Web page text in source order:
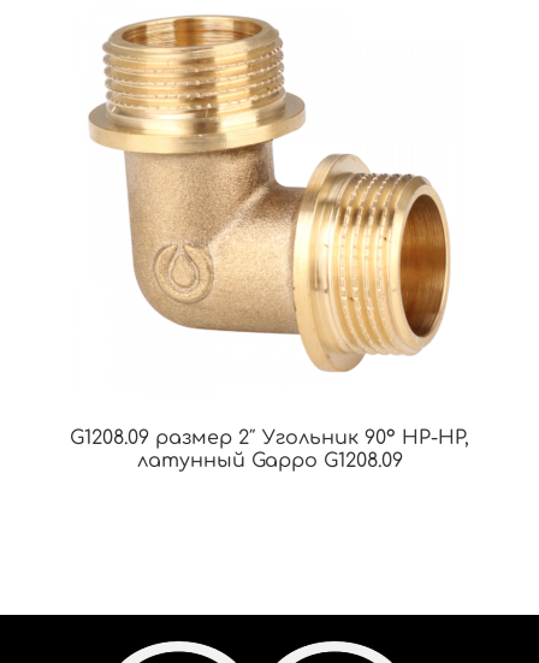
G1208.09 размер 2″ Угольник 90° НР-НР,
латунный Gappo G1208.09